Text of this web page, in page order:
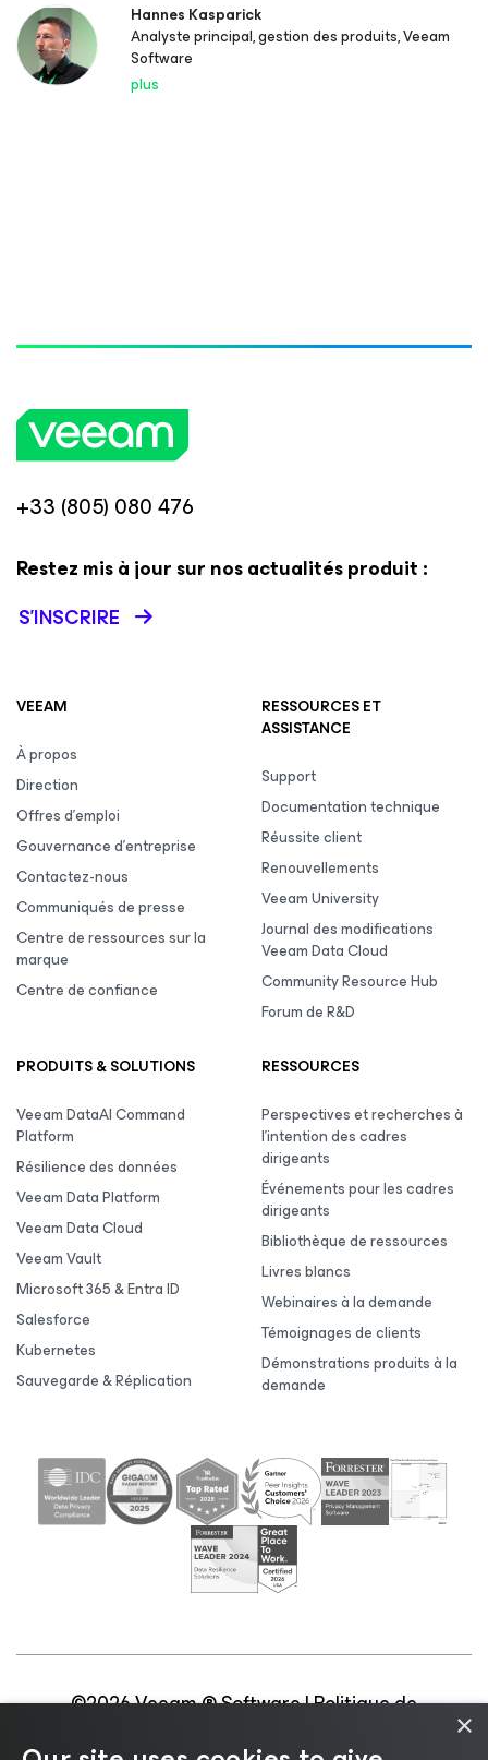
Hannes Kasparick
Analyste principal, gestion des produits, Veeam
Software
plus
+33 (805) 080 476
Restez mis à jour sur nos actualités produit :
S’INSCRIRE
VEEAM
À propos
Direction
Offres d’emploi
Gouvernance d’entreprise
Contactez-nous
Communiqués de presse
Centre de ressources sur la
marque
Centre de confiance
RESSOURCES ET
ASSISTANCE
Support
Documentation technique
Réussite client
Renouvellements
Veeam University
Journal des modifications
Veeam Data Cloud
Community Resource Hub
Forum de R&D
PRODUITS & SOLUTIONS
Veeam DataAI Command
Platform
Résilience des données
Veeam Data Platform
Veeam Data Cloud
Veeam Vault
Microsoft 365 & Entra ID
Salesforce
Kubernetes
Sauvegarde & Réplication
RESSOURCES
Perspectives et recherches à
l’intention des cadres
dirigeants
Événements pour les cadres
dirigeants
Bibliothèque de ressources
Livres blancs
Webinaires à la demande
Témoignages de clients
Démonstrations produits à la
demande
©2026 Veeam ® Software |Politique de
|
×